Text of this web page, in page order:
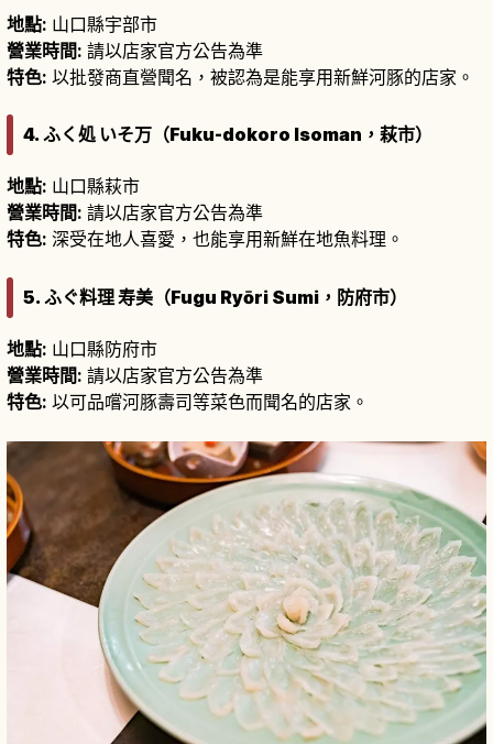
地點: 山口縣宇部市
營業時間: 請以店家官方公告為準
特色: 以批發商直營聞名，被認為是能享用新鮮河豚的店家。
4. ふく処 いそ万（Fuku-dokoro Isoman，萩市）
地點: 山口縣萩市
營業時間: 請以店家官方公告為準
特色: 深受在地人喜愛，也能享用新鮮在地魚料理。
5. ふぐ料理 寿美（Fugu Ryōri Sumi，防府市）
地點: 山口縣防府市
營業時間: 請以店家官方公告為準
特色: 以可品嚐河豚壽司等菜色而聞名的店家。